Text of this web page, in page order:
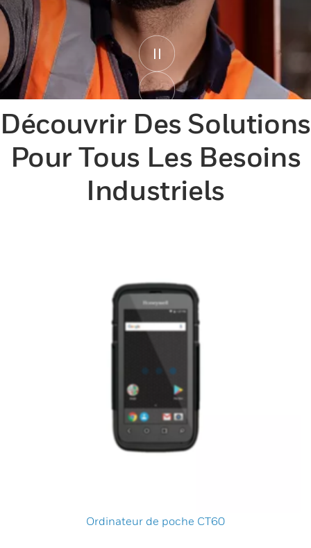
Découvrir Des Solutions
Pour Tous Les Besoins
Industriels
Ordinateur de poche CT60